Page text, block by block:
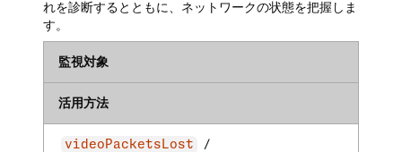
れを診断するとともに、ネットワークの状態を把握しま
す。
監視対象
活用方法
videoPacketsLost /